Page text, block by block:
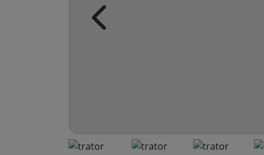
Previous